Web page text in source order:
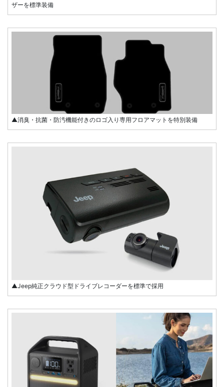
ザーを標準装備
▲消臭・抗菌・防汚機能付きのロゴ入り専用フロアマットを特別装備
▲Jeep純正クラウド型ドライブレコーダーを標準で採用